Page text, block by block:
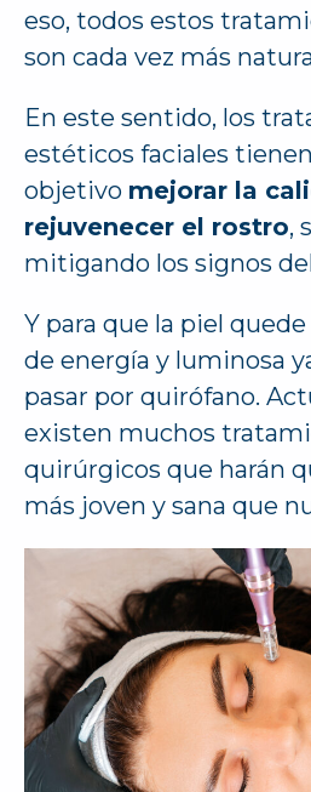
eso, todos estos
son cada vez más
En este sentido, los
estéticos faciales
objetivo mejorar la
rejuvenecer el rostro,
mitigando los signos
Y para que la piel
de energía y luminosa
pasar por quirófano.
existen muchos
quirúrgicos que harán
más joven y sana que